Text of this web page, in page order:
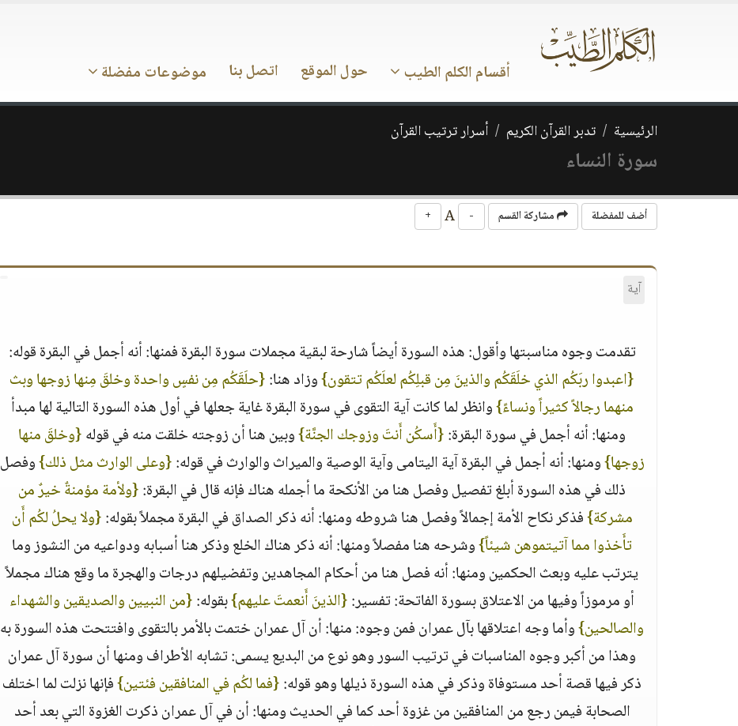
أقسام الكلم الطيب حول الموقع اتصل بنا موضوعات مفضلة
الرئيسية تدبر القرآن الكريم أسرار ترتيب القرآن
سورة النساء
أضف للمفضلة مشاركة القسم -
+
آية
تقدمت وجوه مناسبتها وأقول‏:‏ هذه السورة أيضاً شارحة لبقية مجملات سورة البقرة فمنها‏:‏ أنه أجمل في البقرة قوله‏:‏
{‏اعبدوا ربَكُم الذي خلَقَكُم والذينَ مِن قبلِكُم لعلَكُم تتقون‏}‏ وزاد هنا‏:‏ ‏{‏حلَقَكُم مِن نفسٍ واحدة وخلقَ مِنها زوجها وبث
منهما رجالاً كثيراً ونساءً‏}‏ وانظر لما كانت آية التقوى في سورة البقرة غاية جعلها في أول هذه السورة التالية لها مبدأ
ومنها‏:‏ أنه أجمل في سورة البقرة‏:‏ ‏{‏أَسكُن أَنتَ وزوجك الجنَّة‏}‏ وبين هنا أن زوجته خلقت منه في قوله ‏{‏وخلقَ منها
زوجها‏}‏ ومنها‏:‏ أنه أجمل في البقرة آية اليتامى وآية الوصية والميراث والوارث في قوله‏:‏ ‏{‏وعلى الوارث مثل ذلك‏}‏ وفصل
ذلك في هذه السورة أبلغ تفصيل وفصل هنا من الأنكحة ما أجمله هناك فإنه قال في البقرة‏:‏ ‏{‏ولأمة مؤمنةٌ خيرٌ من
مشركة‏}‏ فذكر نكاح الأمة إجمالاً وفصل هنا شروطه ومنها‏:‏ أنه ذكر الصداق في البقرة مجملاً بقوله‏:‏ ‏{‏ولا يحلُ لكُم أَن
تأَخذوا مما آتيتموهن شيئاً‏}‏ وشرحه هنا مفصلاً ومنها‏:‏ أنه ذكر هناك الخلع وذكر هنا أسبابه ودواعيه من النشوز وما
يترتب عليه وبعث الحكمين ومنها‏:‏ أنه فصل هنا من أحكام المجاهدين وتفضيلهم درجات والهجرة ما وقع هناك مجملاً
أو مرموزاً وفيها من الاعتلاق بسورة الفاتحة‏:‏ تفسير‏:‏ ‏{‏الذينَ أَنعمتَ عليهم‏}‏ بقوله‏:‏ ‏{‏من النبيين والصديقين والشهداء
والصالحين‏}‏ وأما وجه اعتلاقها بآل عمران فمن وجوه‏:‏ منها‏:‏ أن آل عمران ختمت بالأمر بالتقوى وافتتحت هذه السورة به
وهذا من أكبر وجوه المناسبات في ترتيب السور وهو نوع من البديع يسمى‏:‏ تشابه الأطراف ومنها أن سورة آل عمران
ذكر فيها قصة أحد مستوفاة وذكر في هذه السورة ذيلها وهو قوله‏:‏ ‏{‏فما لكُم في المنافقين فئتين‏}‏ فإنها نزلت لما اختلف
الصحابة فيمن رجع من المنافقين من غزوة أحد كما في الحديث ومنها‏:‏ أن في آل عمران ذكرت الغزوة التي بعد أحد